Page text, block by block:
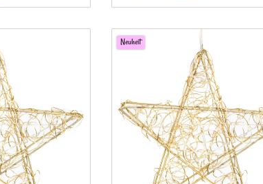
Neuheit